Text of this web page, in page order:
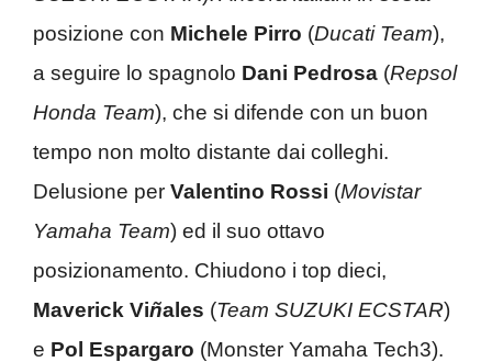
posizione con Michele Pirro (Ducati Team),
a seguire lo spagnolo Dani Pedrosa (Repsol
Honda Team), che si difende con un buon
tempo non molto distante dai colleghi.
Delusione per Valentino Rossi (Movistar
Yamaha Team) ed il suo ottavo
posizionamento. Chiudono i top dieci,
Maverick Viñales (Team SUZUKI ECSTAR)
e Pol Espargaro (Monster Yamaha Tech3).